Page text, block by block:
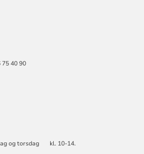
40 90
og torsdag kl. 10-14.